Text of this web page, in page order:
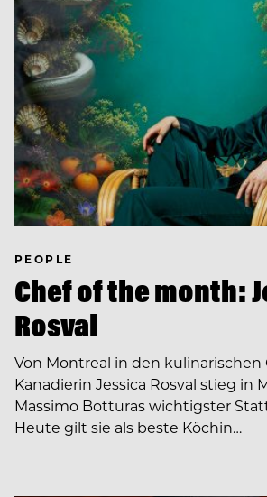
PEOPLE
Chef of the month:
Rosval
Von Montreal in den kulinarischen
Kanadierin Jessica Rosval stieg in
Massimo Botturas wichtigster
Heute gilt sie als beste Köchin…